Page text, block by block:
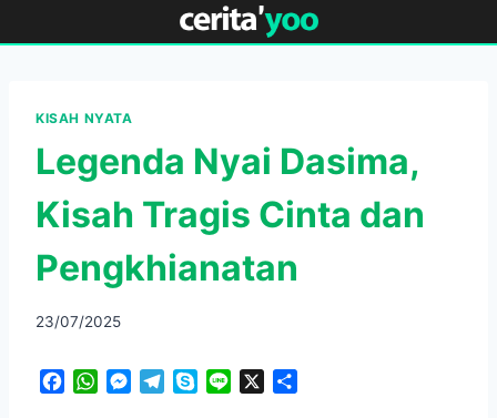
to
KISAH NYATA
Legenda Nyai Dasima,
Kisah Tragis Cinta dan
Pengkhianatan
23/07/2025
W
M